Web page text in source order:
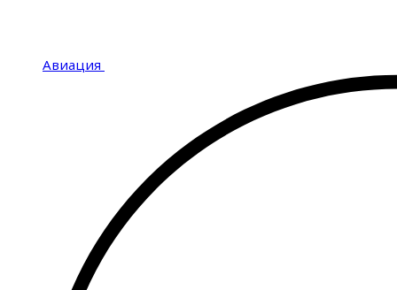
Авиация